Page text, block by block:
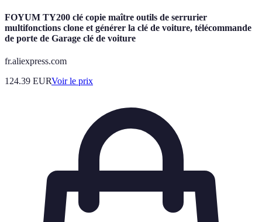
FOYUM TY200 clé copie maître outils de serrurier
multifonctions clone et générer la clé de voiture, télécommande
de porte de Garage clé de voiture
fr.aliexpress.com
124.39 EURVoir le prix